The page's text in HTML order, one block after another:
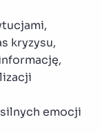
kryzysu,
emocji